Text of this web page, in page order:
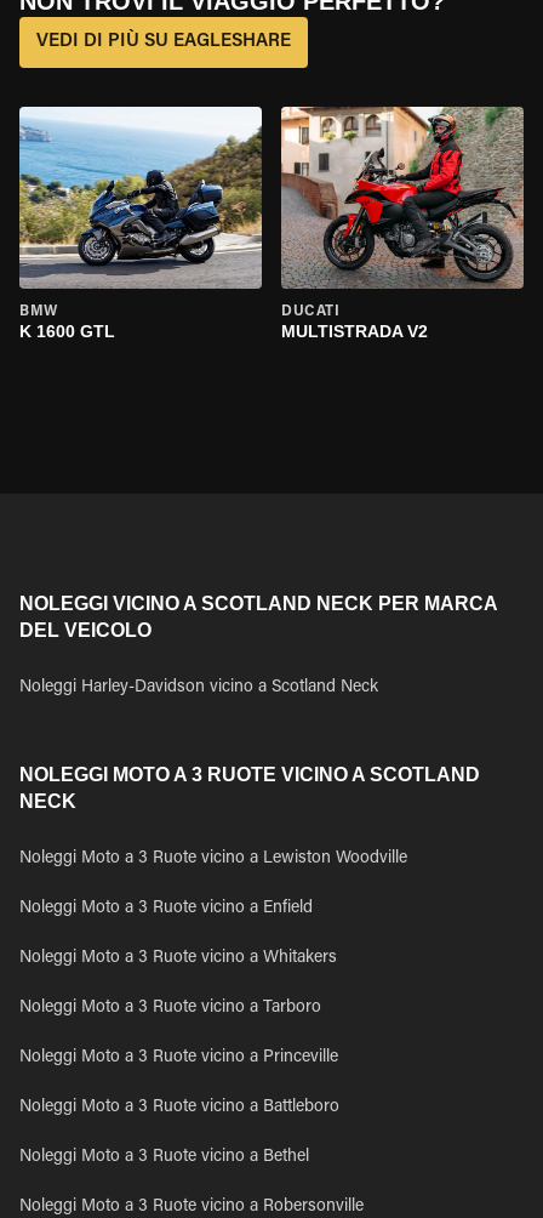
VEDI DI PIÙ SU EAGLESHARE
BMW
K 1600 GTL
DUCATI
MULTISTRADA V2
NOLEGGI VICINO A SCOTLAND NECK PER MARCA
DEL VEICOLO
Noleggi Harley-Davidson vicino a Scotland Neck
NOLEGGI MOTO A 3 RUOTE VICINO A SCOTLAND
NECK
Noleggi Moto a 3 Ruote vicino a Lewiston Woodville
Noleggi Moto a 3 Ruote vicino a Enfield
Noleggi Moto a 3 Ruote vicino a Whitakers
Noleggi Moto a 3 Ruote vicino a Tarboro
Noleggi Moto a 3 Ruote vicino a Princeville
Noleggi Moto a 3 Ruote vicino a Battleboro
Noleggi Moto a 3 Ruote vicino a Bethel
Noleggi Moto a 3 Ruote vicino a Robersonville